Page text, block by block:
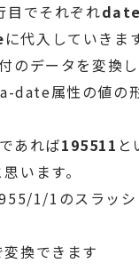
目でそれぞれ
に代入していきます
のデータを変換し
date属性の値の
あれば195511
います。
1/1のスラッ
換できます